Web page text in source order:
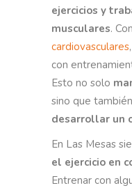
ejercicios y
musculares.
cardiovasculares
con
Esto no solo
sino que también
desarrollar un
En Las Mesas
el ejercicio en
Entrenar con